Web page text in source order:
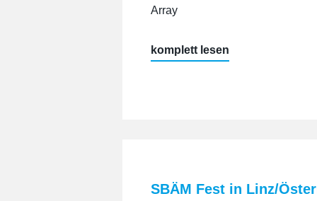
Array
„Rantastic
Line-
komplett lesen
SBÄM Fest in Linz/